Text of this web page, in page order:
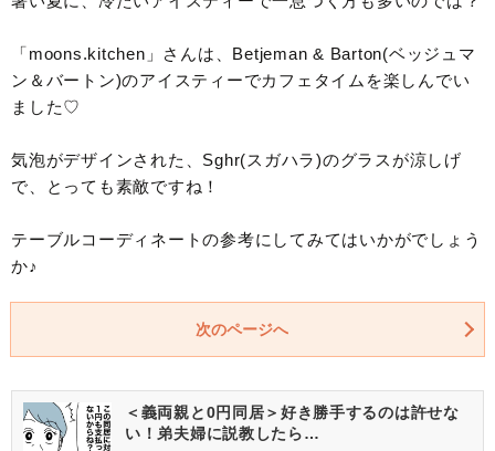
「moons.kitchen」さんは、Betjeman & Barton(ベッジュマ
ン＆バートン)のアイスティーでカフェタイムを楽しんでい
ました♡
気泡がデザインされた、Sghr(スガハラ)のグラスが涼しげ
で、とっても素敵ですね！
テーブルコーディネートの参考にしてみてはいかがでしょう
か♪
次のページへ
＜義両親と0円同居＞好き勝手するのは許せな
い！弟夫婦に説教したら…